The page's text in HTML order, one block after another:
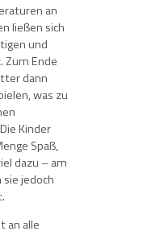
an
ließen sich
und
Zum Ende
dann
was zu
Kinder
Spaß,
dazu – am
jedoch
an alle